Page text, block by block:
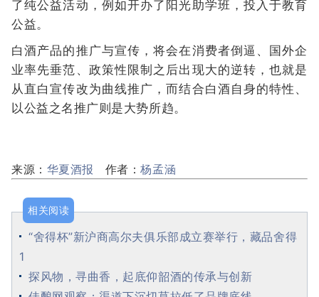
了纯公益活动，例如开办了阳光助学班，投入于教育
公益。
白酒产品的推广与宣传，将会在消费者倒逼、国外企
业率先垂范、政策性限制之后出现大的逆转，也就是
从直白宣传改为曲线推广，而结合白酒自身的特性、
以公益之名推广则是大势所趋。
来源： 华夏酒报 作者：杨孟涵
相关阅读
“舍得杯”新沪商高尔夫俱乐部成立赛举行，藏品舍得
1
探风物，寻曲香，起底仰韶酒的传承与创新